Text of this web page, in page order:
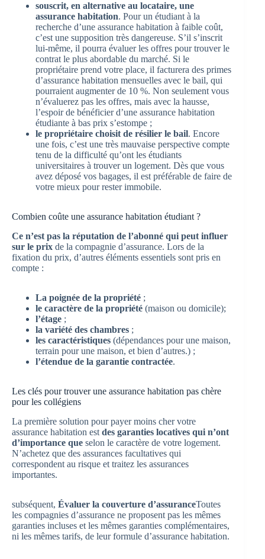
souscrit, en alternative au locataire, une
assurance habitation. Pour un étudiant à la
recherche d’une assurance habitation à faible coût,
c’est une supposition très dangereuse. S’il s’inscrit
lui-même, il pourra évaluer les offres pour trouver le
contrat le plus abordable du marché. Si le
propriétaire prend votre place, il facturera des primes
d’assurance habitation mensuelles avec le bail, qui
pourraient augmenter de 10 %. Non seulement vous
n’évaluerez pas les offres, mais avec la hausse,
l’espoir de bénéficier d’une assurance habitation
étudiante à bas prix s’estompe ;
le propriétaire choisit de résilier le bail. Encore
une fois, c’est une très mauvaise perspective compte
tenu de la difficulté qu’ont les étudiants
universitaires à trouver un logement. Dès que vous
avez déposé vos bagages, il est préférable de faire de
votre mieux pour rester immobile.
Combien coûte une assurance habitation étudiant ?
Ce n’est pas la réputation de l’abonné qui peut influer
sur le prix de la compagnie d’assurance. Lors de la
fixation du prix, d’autres éléments essentiels sont pris en
compte :
La poignée de la propriété ;
le caractère de la propriété (maison ou domicile);
l’étage ;
la variété des chambres ;
les caractéristiques (dépendances pour une maison,
terrain pour une maison, et bien d’autres.) ;
l’étendue de la garantie contractée.
Les clés pour trouver une assurance habitation pas chère
pour les collégiens
La première solution pour payer moins cher votre
assurance habitation est des garanties locatives qui n’ont
d’importance que selon le caractère de votre logement.
N’achetez que des assurances facultatives qui
correspondent au risque et traitez les assurances
importantes.
subséquent, Évaluer la couverture d’assuranceToutes
les compagnies d’assurance ne proposent pas les mêmes
garanties incluses et les mêmes garanties complémentaires,
ni les mêmes tarifs, de leur formule d’assurance habitation.